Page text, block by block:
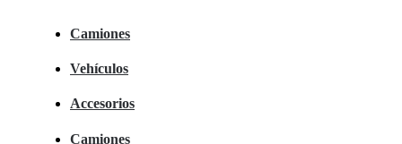
Camiones
Vehículos
Accesorios
Camiones